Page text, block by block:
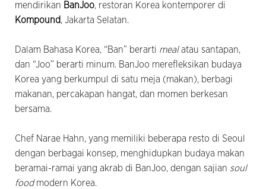
mendirikan BanJoo, restoran Korea kontemporer di
Kompound, Jakarta Selatan.
Dalam Bahasa Korea, “Ban” berarti mealatau santapan,
dan “Joo” berarti minum. BanJoo merefleksikan budaya
Korea yang berkumpul di satu meja (makan), berbagi
makanan, percakapan hangat, dan momen berkesan
bersama.
Chef Narae Hahn, yang memiliki beberapa resto di Seoul
dengan berbagai konsep, menghidupkan budaya makan
beramai-ramai yang akrab di BanJoo, dengan sajian soul
foodmodern Korea.